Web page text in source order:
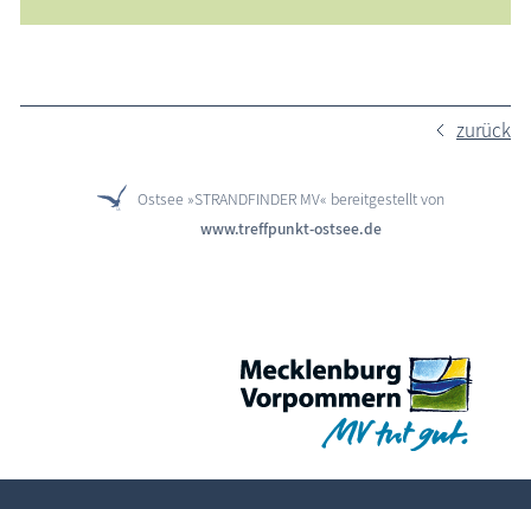
zurück
Ostsee »STRANDFINDER MV« bereitgestellt von
www.treffpunkt-ostsee.de